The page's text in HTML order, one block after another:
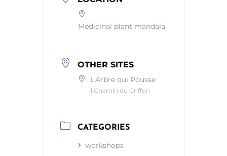
Medicinal plant mandala
OTHER SITES
L'Arbre qui Pousse
1 Chemin du Griffon
CATEGORIES
workshops